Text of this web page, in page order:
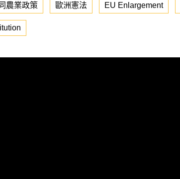
農業政策 歐洲憲法 EU Enlargement